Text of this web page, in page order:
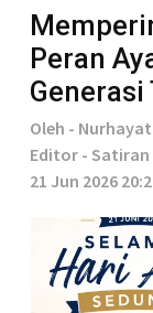
Peran
Generasi
Oleh -
Editor - Satiran
21 Jun 2026